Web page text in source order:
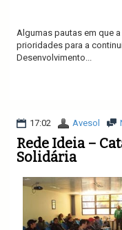
Algumas pautas em que
prioridades para a
Desenvolvimento...
17:02 Avesol
Rede Ideia –
Solidária